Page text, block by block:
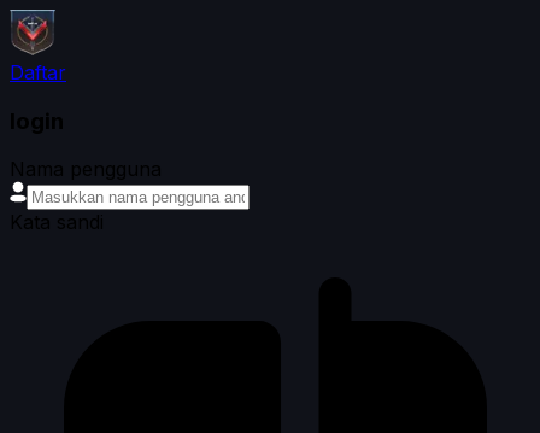
Daftar
login
Nama pengguna
Kata sandi